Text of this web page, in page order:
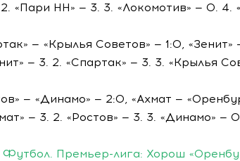
«Пари НН» — 3. 3. «Локомотив» — 0. 4.
— «Крылья Советов» — 1:0,
— 3. 2. «Спартак» — 3. 3. «Крылья
— «Динамо» — 2:0, «Ахмат —
— 3. 2. «Ростов» — 3. 3. «Динамо» —
Футбол. Премьер-лига: Хорош